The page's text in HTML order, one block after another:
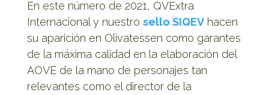
En este número de 2021, QVExtra
Internacional y nuestro sello SIQEVhacen
su aparición en Olivatessen como garantes
de la máxima calidad en la elaboración del
AOVE de la mano de personajes tan
relevantes como el director de la